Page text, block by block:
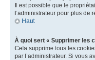
Il est possible que le
l’administrateur pour plus de
Haut
À quoi sert « Supprimer les
Cela supprime tous les
par l’administrateur. Si vous